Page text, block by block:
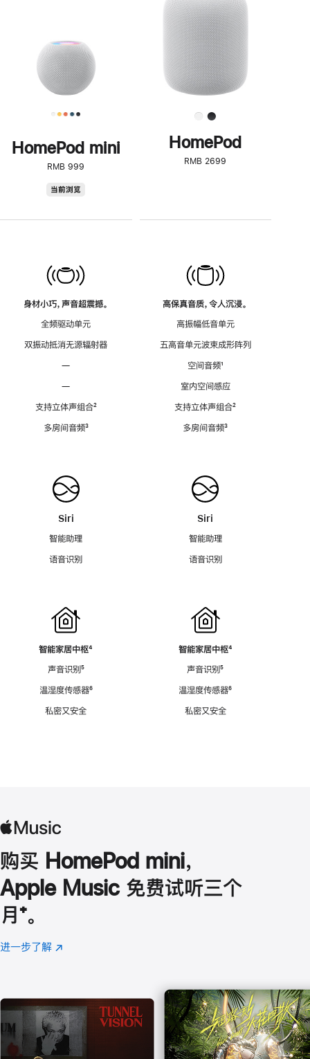
HomePod mini
RMB 999
当前浏览
身材小巧，声音超震撼。
全频驱动单元
双振动抵消无源辐射器
—
—
支持立体声组合脚
²
多房间音频脚
³
Siri
智能助理
语音识别
智能家居中枢脚
⁴
声音识别脚
⁵
温湿度传感器脚
⁶
私密又安全
了
解
HomePod<
HomePod
RMB 2699
高保真音质，令人沉浸。
高振幅低音单元
五高音单元波束成形阵列
空间音频脚
¹
室内空间感应
支持立体声组合脚
²
多房间音频脚
³
Siri
智能助理
语音识别
智能家居中枢脚
⁴
声音识别脚
⁵
温湿度传感器脚
⁶
私密又安全
购买 HomePod mini，
Apple Music 免费试听三个
月 脚
注
⁺。
进一步了解 Apple
(在
口
中
打
开)